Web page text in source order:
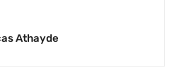
Athayde